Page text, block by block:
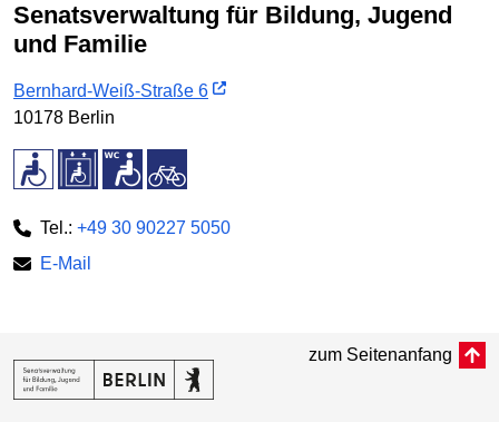
Senatsverwaltung für Bildung, Jugend
und Familie
Bernhard-Weiß-Straße 6
10178 Berlin
Tel.: +49 30 90227 5050
E-Mail
zum Seitenanfang